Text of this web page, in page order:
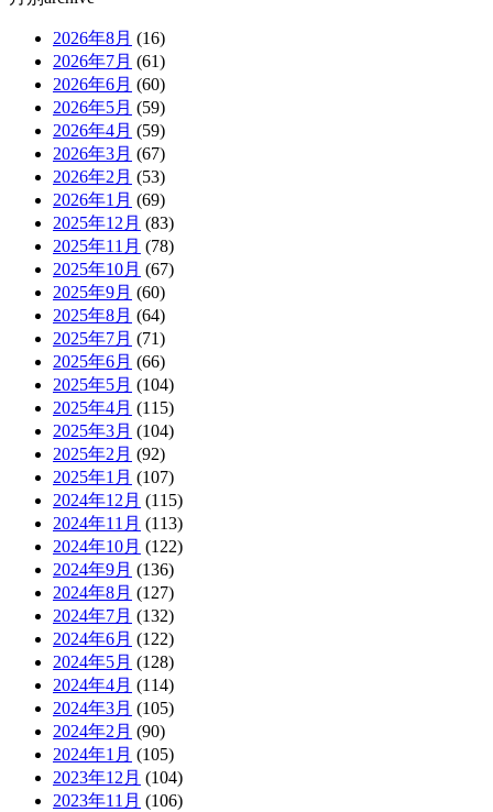
2026年8月 (16)
2026年7月 (61)
2026年6月 (60)
2026年5月 (59)
2026年4月 (59)
2026年3月 (67)
2026年2月 (53)
2026年1月 (69)
2025年12月 (83)
2025年11月 (78)
2025年10月 (67)
2025年9月 (60)
2025年8月 (64)
2025年7月 (71)
2025年6月 (66)
2025年5月 (104)
2025年4月 (115)
2025年3月 (104)
2025年2月 (92)
2025年1月 (107)
2024年12月 (115)
2024年11月 (113)
2024年10月 (122)
2024年9月 (136)
2024年8月 (127)
2024年7月 (132)
2024年6月 (122)
2024年5月 (128)
2024年4月 (114)
2024年3月 (105)
2024年2月 (90)
2024年1月 (105)
2023年12月 (104)
2023年11月 (106)